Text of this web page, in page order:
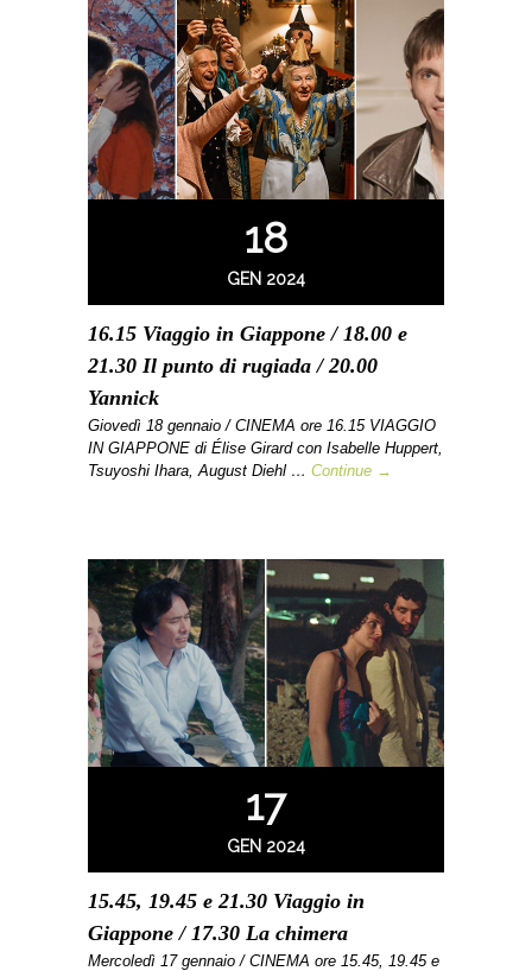
18
GEN 2024
16.15 Viaggio in Giappone / 18.00 e
21.30 Il punto di rugiada / 20.00
Yannick
Giovedì 18 gennaio / CINEMA ore 16.15 VIAGGIO
IN GIAPPONE di Élise Girard con Isabelle Huppert,
Tsuyoshi Ihara, August Diehl … Continue →
17
GEN 2024
15.45, 19.45 e 21.30 Viaggio in
Giappone / 17.30 La chimera
Mercoledì 17 gennaio / CINEMA ore 15.45, 19.45 e